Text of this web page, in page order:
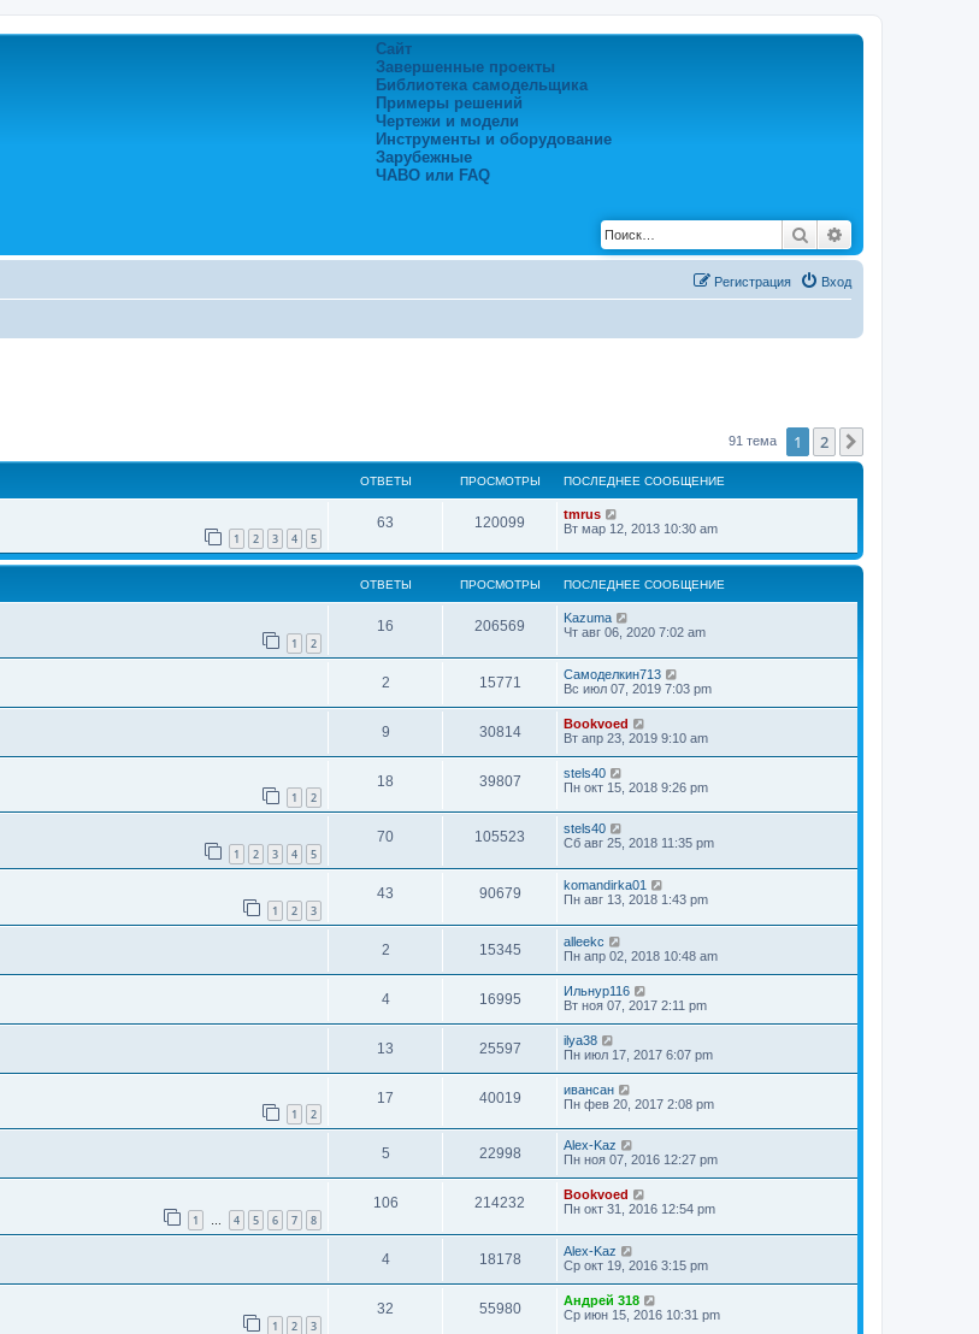
Сайт
Завершенные проекты
Библиотека самодельщика
Примеры решений
Чертежи и модели
Инструменты и оборудование
Зарубежные
ЧАВО или FAQ
Поиск
Вход
Регистрация
91 тема 1 2
ОТВЕТЫ ПРОСМОТРЫ ПОСЛЕДНЕЕ СООБЩЕНИЕ
1 2 3 4 5
63 120099
tmrus
Вт мар 12, 2013 10:30 am
ОТВЕТЫ ПРОСМОТРЫ ПОСЛЕДНЕЕ СООБЩЕНИЕ
1 2
16 206569
Kazuma
Чт авг 06, 2020 7:02 am
2 15771
Самоделкин713
Вс июл 07, 2019 7:03 pm
9 30814
Bookvoed
Вт апр 23, 2019 9:10 am
1 2
18 39807
stels40
Пн окт 15, 2018 9:26 pm
1 2 3 4 5
70 105523
stels40
Сб авг 25, 2018 11:35 pm
1 2 3
43 90679
komandirka01
Пн авг 13, 2018 1:43 pm
2 15345
alleekc
Пн апр 02, 2018 10:48 am
4 16995
Ильнур116
Вт ноя 07, 2017 2:11 pm
13 25597
ilya38
Пн июл 17, 2017 6:07 pm
1 2
17 40019
ивансан
Пн фев 20, 2017 2:08 pm
5 22998
Alex-Kaz
Пн ноя 07, 2016 12:27 pm
1 … 4 5 6 7 8
106 214232
Bookvoed
Пн окт 31, 2016 12:54 pm
4 18178
Alex-Kaz
Ср окт 19, 2016 3:15 pm
1 2 3
32 55980
Андрей 318
Ср июн 15, 2016 10:31 pm